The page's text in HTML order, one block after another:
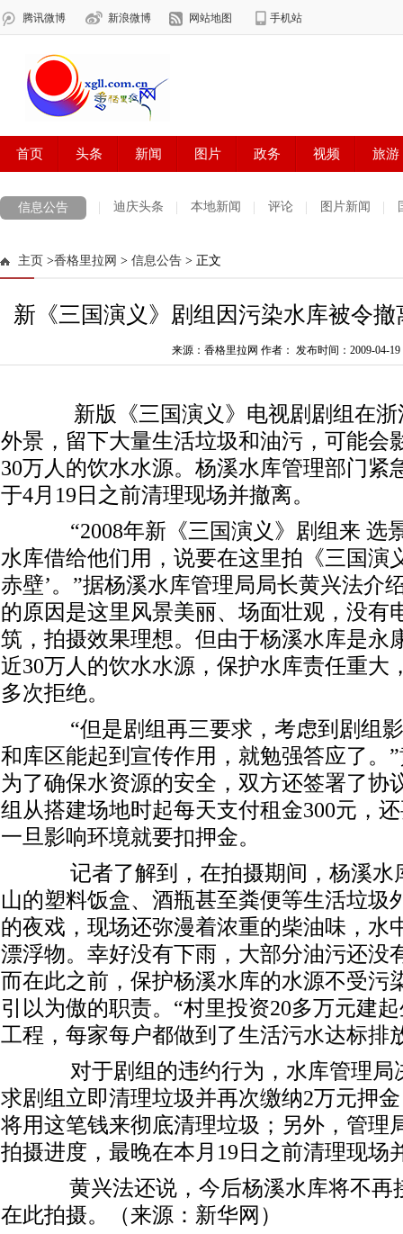
信息公告 迪庆头条 本地新闻 评论 图片新闻
主页 >香格里拉网 > 信息公告 > 正文
新《三国演义》剧组因污染水库被令
来源：香格里拉网 作者： 发布时间：2009-04-19
新版《三国演义》电视剧剧组在
外景，留下大量生活垃圾和油污，可能会
30万人的饮水水源。杨溪水库管理部门紧
于4月19日之前清理现场并撤离。
“2008年新《三国演义》剧组来 选
水库借给他们用，说要在这里拍《三国演
赤壁’。”据杨溪水库管理局局长黄兴法介
的原因是这里风景美丽、场面壮观，没有
筑，拍摄效果理想。但由于杨溪水库是永
近30万人的饮水水源，保护水库责任重大
多次拒绝。
“但是剧组再三要求，考虑到剧组影
和库区能起到宣传作用，就勉强答应了。
为了确保水资源的安全，双方还签署了协
组从搭建场地时起每天支付租金300元，
一旦影响环境就要扣押金。
记者了解到，在拍摄期间，杨溪水
山的塑料饭盒、酒瓶甚至粪便等生活垃圾
的夜戏，现场还弥漫着浓重的柴油味，水
漂浮物。幸好没有下雨，大部分油污还没
而在此之前，保护杨溪水库的水源不受污
引以为傲的职责。“村里投资20多万元建
工程，每家每户都做到了生活污水达标排
对于剧组的违约行为，水库管理局
求剧组立即清理垃圾并再次缴纳2万元押
将用这笔钱来彻底清理垃圾；另外，管理
拍摄进度，最晚在本月19日之前清理现场
黄兴法还说，今后杨溪水库将不再
在此拍摄。（来源：新华网）